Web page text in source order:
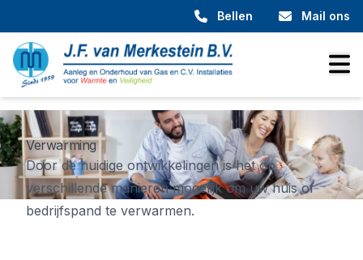
Bellen Mail ons
Verwarming
Door de huidige ontwikkelingen is het op
verschillende manieren mogelijk om uw huis of
bedrijfspand te verwarmen.